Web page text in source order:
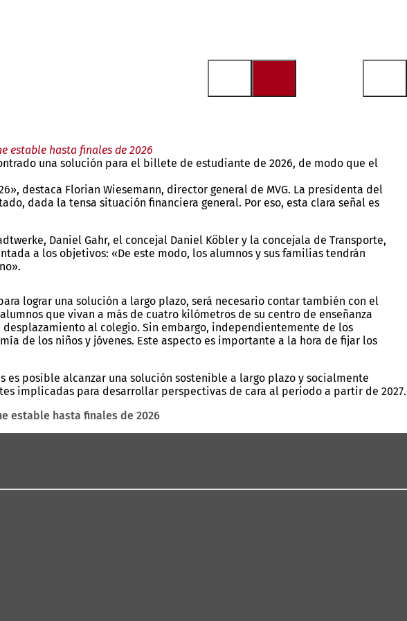
estable hasta finales de 2026
una solución para el billete de estudiante de 2026, de modo que el
destaca Florian Wiesemann, director general de MVG. La presidenta del
dada la tensa situación financiera general. Por eso, esta clara señal es
Daniel Gahr, el concejal Daniel Köbler y la concejala de Transporte,
a los objetivos: «De este modo, los alumnos y sus familias tendrán
lograr una solución a largo plazo, será necesario contar también con el
que vivan a más de cuatro kilómetros de su centro de enseñanza
al colegio. Sin embargo, independientemente de los
de los niños y jóvenes. Este aspecto es importante a la hora de fijar los
es posible alcanzar una solución sostenible a largo plazo y socialmente
implicadas para desarrollar perspectivas de cara al periodo a partir de 2027.
estable hasta finales de 2026